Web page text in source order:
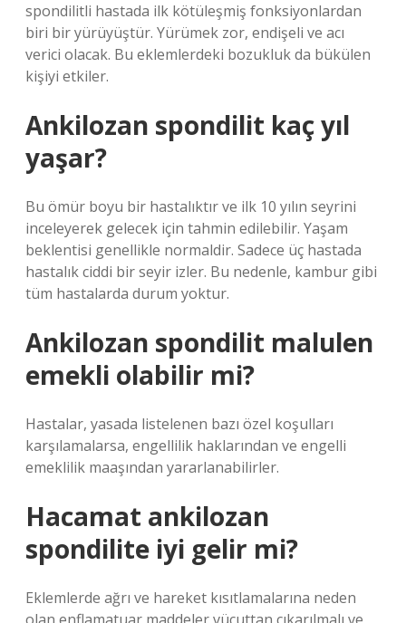
spondilitli hastada ilk kötüleşmiş fonksiyonlardan
biri bir yürüyüştür. Yürümek zor, endişeli ve acı
verici olacak. Bu eklemlerdeki bozukluk da bükülen
kişiyi etkiler.
Ankilozan spondilit kaç yıl
yaşar?
Bu ömür boyu bir hastalıktır ve ilk 10 yılın seyrini
inceleyerek gelecek için tahmin edilebilir. Yaşam
beklentisi genellikle normaldir. Sadece üç hastada
hastalık ciddi bir seyir izler. Bu nedenle, kambur gibi
tüm hastalarda durum yoktur.
Ankilozan spondilit malulen
emekli olabilir mi?
Hastalar, yasada listelenen bazı özel koşulları
karşılamalarsa, engellilik haklarından ve engelli
emeklilik maaşından yararlanabilirler.
Hacamat ankilozan
spondilite iyi gelir mi?
Eklemlerde ağrı ve hareket kısıtlamalarına neden